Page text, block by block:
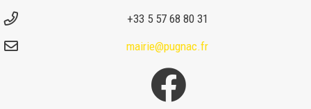
+33 5 57 68 80 31
mairie@pugnac.fr